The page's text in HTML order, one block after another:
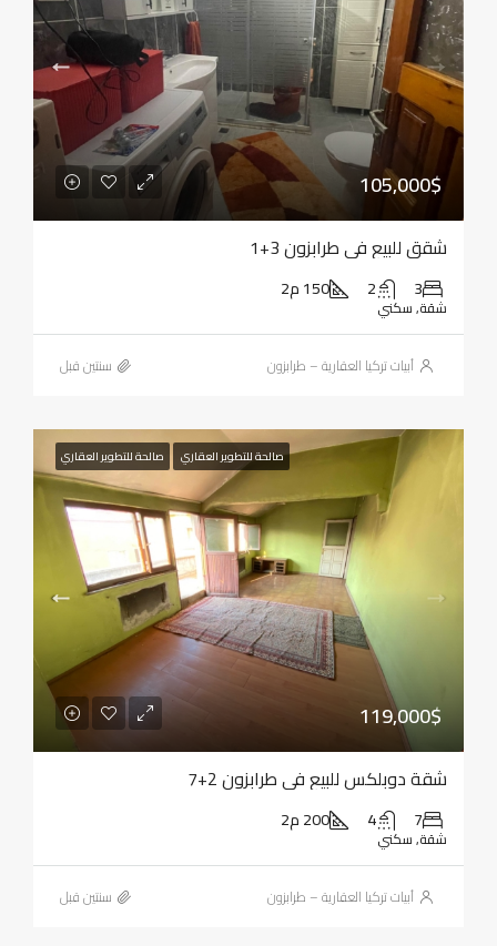
105,000$
شقق للبيع في طرابزون 3+1
3
2 150 م2
شقة, سكني
أبيات تركيا العقارية – طرابزون ‏سنتين قبل
صالحة للتطوير العقاري صالحة للتطوير العقاري
119,000$
شقة دوبلكس للبيع في طرابزون 2+7
7
4 200 م2
شقة, سكني
أبيات تركيا العقارية – طرابزون ‏سنتين قبل